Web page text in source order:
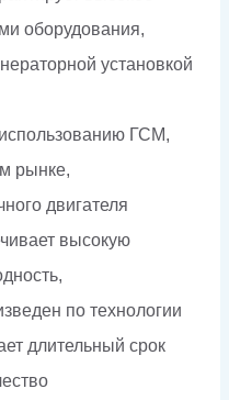
оборудования,
установкой
ГСМ,
рынке,
двигателя
высокую
по технологии
длительный срок